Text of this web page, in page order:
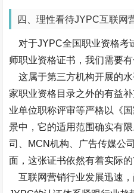
四、理性看待JYPC互联网
对于JYPC全国职业资格考
师职业资格证书，我们需要有
这属于第三方机构开展的
家职业资格目录之外的有益
业单位职称评审等严格以《
景中，它的适用范围确实有
司、MCN机构、广告传媒公
面，这张证书依然有着实际的
互联网营销行业发展迅速，